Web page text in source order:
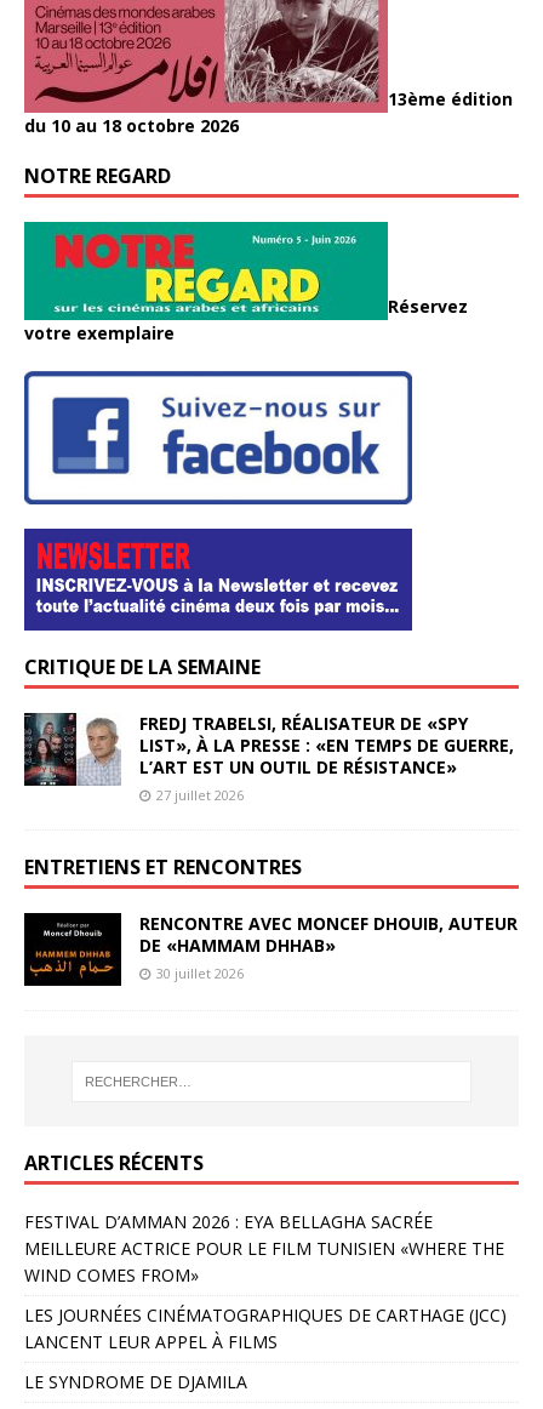
13ème édition
du 10 au 18 octobre 2026
NOTRE REGARD
Réservez
votre exemplaire
CRITIQUE DE LA SEMAINE
FREDJ TRABELSI, RÉALISATEUR DE «SPY
LIST», À LA PRESSE : «EN TEMPS DE GUERRE,
L’ART EST UN OUTIL DE RÉSISTANCE»
27 juillet 2026
ENTRETIENS ET RENCONTRES
RENCONTRE AVEC MONCEF DHOUIB, AUTEUR
DE «HAMMAM DHHAB»
30 juillet 2026
ARTICLES RÉCENTS
FESTIVAL D’AMMAN 2026 : EYA BELLAGHA SACRÉE
MEILLEURE ACTRICE POUR LE FILM TUNISIEN «WHERE THE
WIND COMES FROM»
LES JOURNÉES CINÉMATOGRAPHIQUES DE CARTHAGE (JCC)
LANCENT LEUR APPEL À FILMS
LE SYNDROME DE DJAMILA